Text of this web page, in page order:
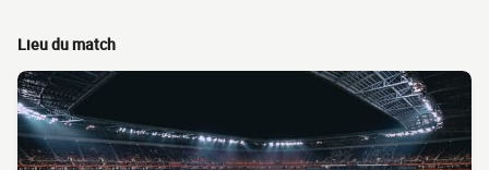
Lieu du match